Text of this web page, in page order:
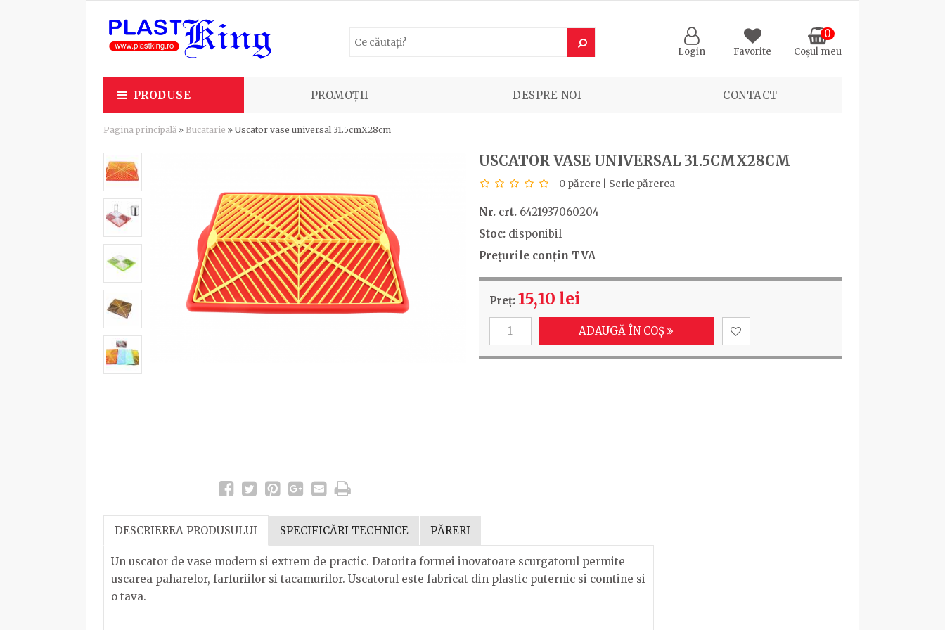
Login
0
Coșul meu
Favorite
PRODUSE PROMOȚII DESPRE NOI CONTACT
Pagina principală Bucatarie Uscator vase universal 31.5cmX28cm
USCATOR VASE UNIVERSAL 31.5CMX28CM
0 părere| Scrie părerea
Nr. crt.6421937060204
Stoc:disponibil
Prețurile conțin TVA
Preț: 15,10 lei
ADAUGĂ ÎN COȘ
DESCRIEREA PRODUSULUI SPECIFICĂRI TECHNICE PĂRERI
Un uscator de vase modern si extrem de practic. Datorita formei inovatoare scurgatorul permite
uscarea paharelor, farfuriilor si tacamurilor. Uscatorul este fabricat din plastic puternic si comtine si
o tava.